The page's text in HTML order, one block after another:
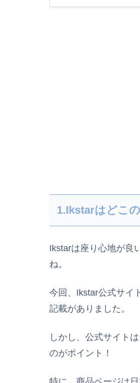
1.Ikstarはどこ
Ikstarは座り心地が良
ね。
今回、Ikstar公式サイ
記載がありました。
しかし、公式サイト
のがポイント！